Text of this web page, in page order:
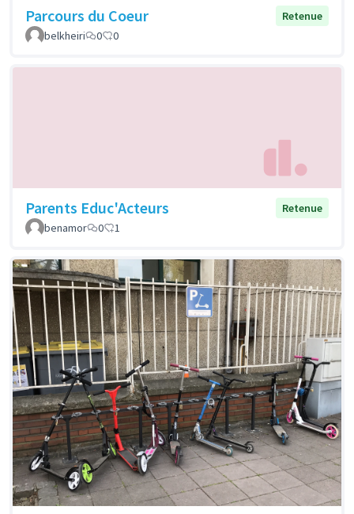
Parcours du Coeur
Retenue
belkheiri
0 0
Parents Educ'Acteurs
Retenue
benamor
0 1